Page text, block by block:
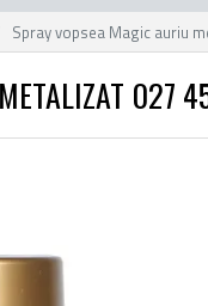
Spray vopsea Magic auriu
027